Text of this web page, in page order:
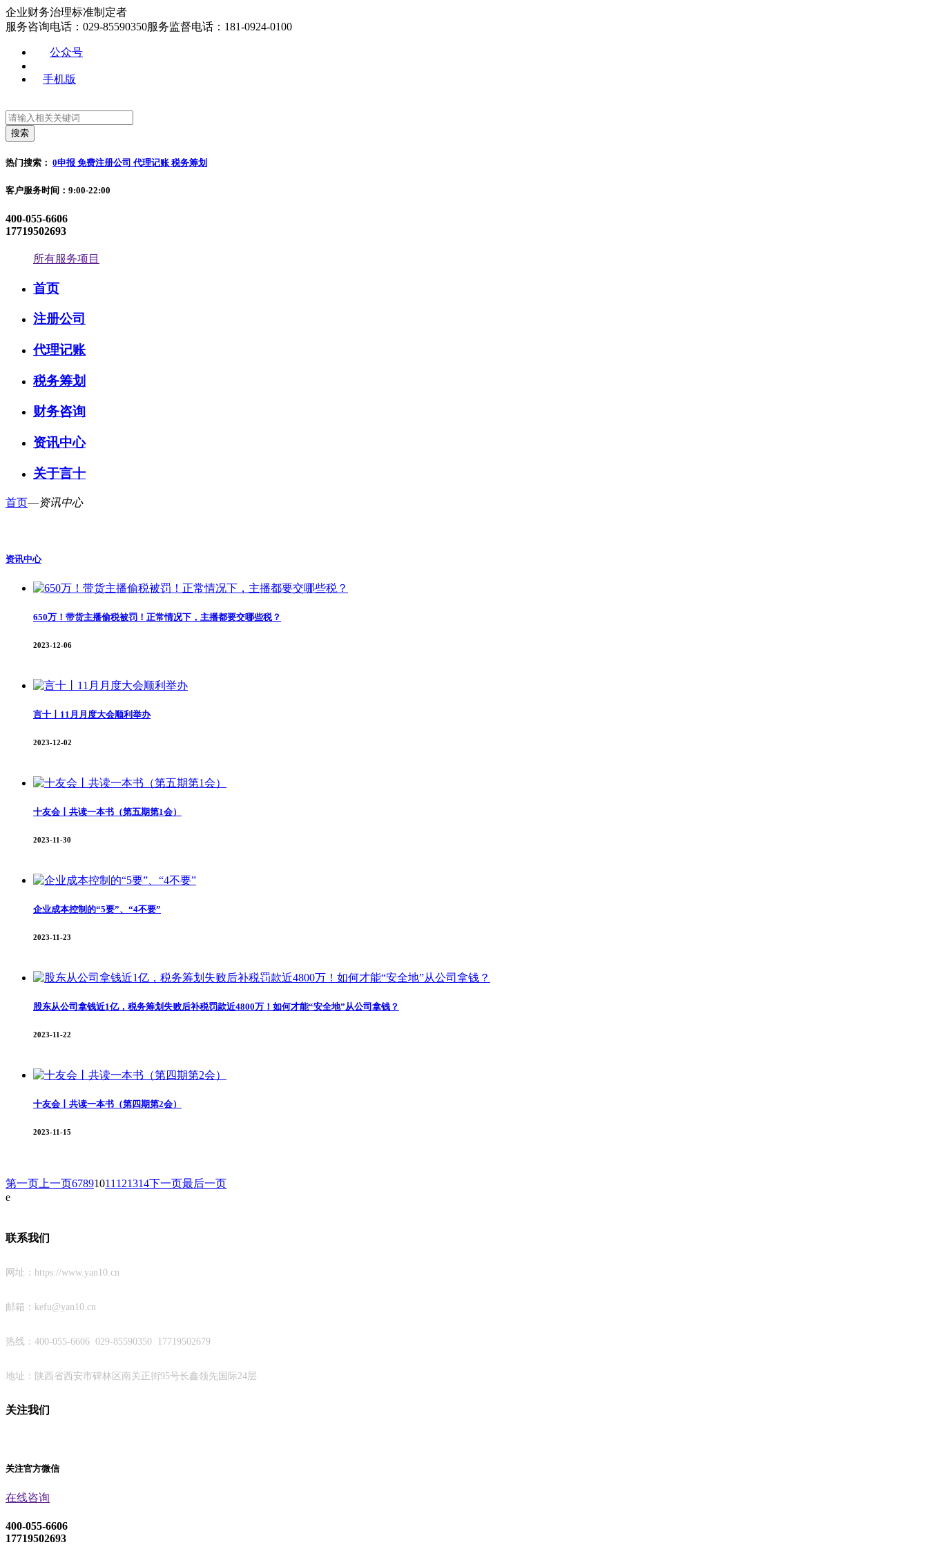
企业财务治理标准制定者
服务咨询电话：029-85590350服务监督电话：181-0924-0100
公众号
手机版
热门搜索： 0申报 免费注册公司 代理记账 税务筹划
客户服务时间：9:00-22:00
400-055-6606
17719502693
所有服务项目
首页
注册公司
代理记账
税务筹划
财务咨询
资讯中心
关于言十
首页—资讯中心
资讯中心
650万！带货主播偷税被罚！正常情况下，主播都要交哪些税？
2023-12-06
言十丨11月月度大会顺利举办
2023-12-02
十友会丨共读一本书（第五期第1会）
2023-11-30
企业成本控制的“5要”、“4不要”
2023-11-23
股东从公司拿钱近1亿，税务筹划失败后补税罚款近4800万！如何才能“安全地”从公司拿钱？
2023-11-22
十友会丨共读一本书（第四期第2会）
2023-11-15
第一页 上一页67891011 121314下一页最后一页
e
联系我们
网址：https://www.yan10.cn
邮箱：kefu@yan10.cn
热线：400-055-6606 029-85590350 17719502679
地址：陕西省西安市碑林区南关正街95号长鑫领先国际24层
关注我们
关注官方微信
在线咨询
400-055-6606
17719502693